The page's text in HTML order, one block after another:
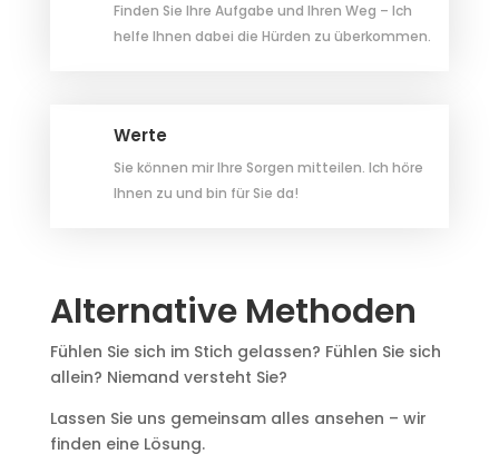
Finden Sie Ihre Aufgabe und Ihren Weg – Ich
helfe Ihnen dabei die Hürden zu überkommen.
Werte
Sie können mir Ihre Sorgen mitteilen. Ich höre
Ihnen zu und bin für Sie da!
Alternative Methoden
Fühlen Sie sich im Stich gelassen? Fühlen Sie sich
allein? Niemand versteht Sie?
Lassen Sie uns gemeinsam alles ansehen – wir
finden eine Lösung.